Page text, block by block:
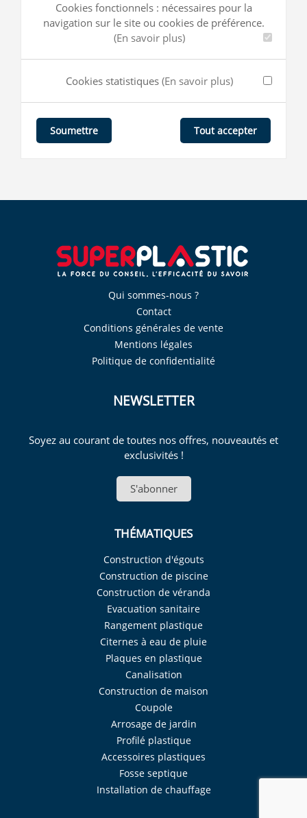
Cookies fonctionnels : nécessaires pour la
navigation sur le site ou cookies de préférence.
(En savoir plus)
Cookies statistiques (En savoir plus)
Soumettre Tout accepter
Qui sommes-nous ?
Contact
Conditions générales de vente
Mentions légales
Politique de confidentialité
NEWSLETTER
Soyez au courant de toutes nos offres, nouveautés et
exclusivités !
S'abonner
THÉMATIQUES
Construction d'égouts
Construction de piscine
Construction de véranda
Evacuation sanitaire
Rangement plastique
Citernes à eau de pluie
Plaques en plastique
Canalisation
Construction de maison
Coupole
Arrosage de jardin
Profilé plastique
Accessoires plastiques
Fosse septique
Installation de chauffage